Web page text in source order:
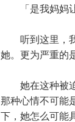
「是我妈妈让
听到这里，我
她。更为严重的
她在这种被迫
那种心情不可能
下，她怎么可能